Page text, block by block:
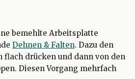
bemehlte Arbeitsplatte
Dehnen & Falten. Dazu den
flach drücken und dann von den
Diesen Vorgang mehrfach